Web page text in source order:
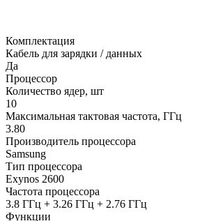
Комплектация
Кабель для зарядки / данных
Да
Процессор
Количество ядер, шт
10
Максимальная тактовая частота, ГГц
3.80
Производитель процессора
Samsung
Тип процессора
Exynos 2600
Частота процессора
3.8 ГГц + 3.26 ГГц + 2.76 ГГц
Функции